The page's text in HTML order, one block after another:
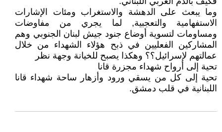
وما يبعث على الدهشة والاستغراب ومئات الإشارات
الاستفهامية والتعجبية, لما يجري من مفاوضات
ومساومات لتسوية أوضاع جنود جيش لبنان الجنوبي وهم
المشاركين الفعليين في ذبح هؤلاء الشهداء من خلال
عمالتهم لإسرائيل؟؟ وهكذا يصبح للخيانة وجهة نظر
تحية إلى أرواح شهداء مجزرة قانا
تحية إلى كل من يسقي ورود وأزهار ساحة شهداء قانا
اللبنانية في قلب دمشق.